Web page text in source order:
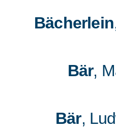
Bächerlein
Bär,
Bär,